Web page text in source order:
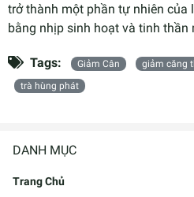
DANH MỤC
Trang Chủ
trở thành một phần tự nhiên của
bằng nhịp sinh hoạt và tinh thần
Tags: Giảm Cân giảm căng
trà hùng phát